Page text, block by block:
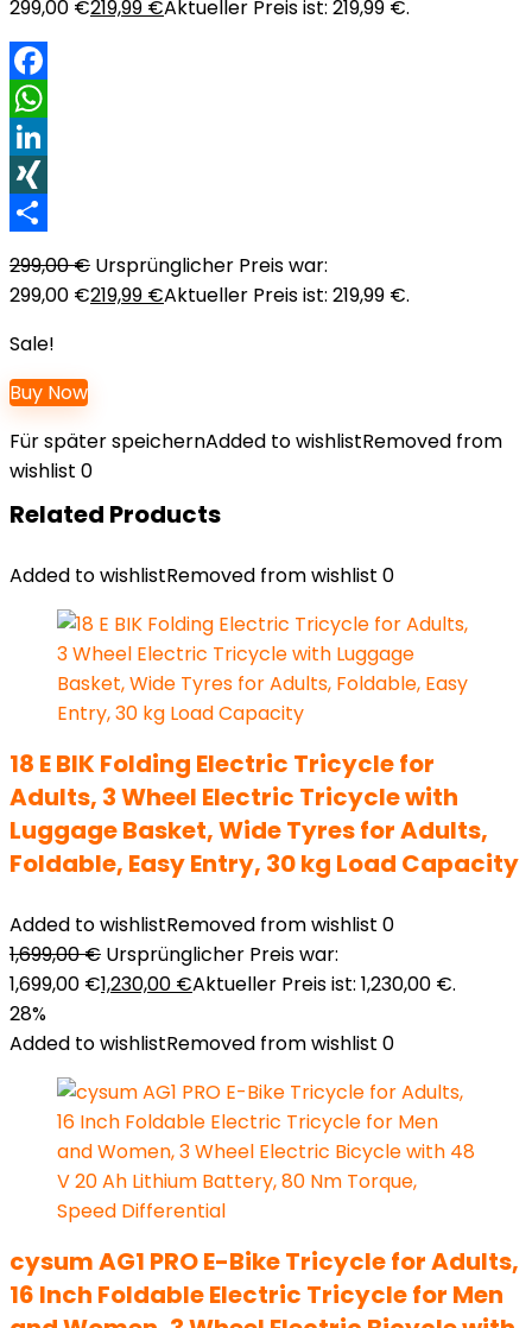
299,00 €219,99 €Aktueller Preis ist: 219,99 €.
Facebook
WhatsApp
LinkedIn
XING
299,00€ Ursprünglicher Preis war:
299,00 €219,99 €Aktueller Preis ist: 219,99 €.
Sale!
Buy Now
Für später speichernAdded to wishlistRemoved from
wishlist 0
Related Products
Added to wishlistRemoved from wishlist 0
18 E BIK Folding Electric Tricycle for
Adults, 3 Wheel Electric Tricycle with
Luggage Basket, Wide Tyres for Adults,
Foldable, Easy Entry, 30 kg Load Capacity
Added to wishlistRemoved from wishlist 0
1,699,00€ Ursprünglicher Preis war:
1,699,00 €1,230,00 €Aktueller Preis ist: 1,230,00 €.
28%
Added to wishlistRemoved from wishlist 0
cysum AG1 PRO E-Bike Tricycle for Adults,
16 Inch Foldable Electric Tricycle for Men